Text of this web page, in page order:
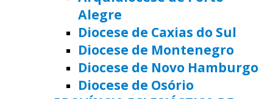
Alegre
Diocese de Caxias do Sul
Diocese de Montenegro
Diocese de Novo Hamburgo
Diocese de Osório